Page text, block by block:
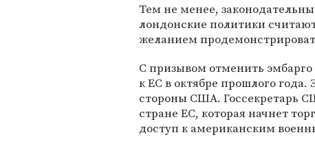
Тем не менее,
лондонские политики
желанием
С призывом отменить
к ЕС в октябре прошлого года.
стороны США. Госсекретарь
стране ЕС, которая начнет
доступ к американским